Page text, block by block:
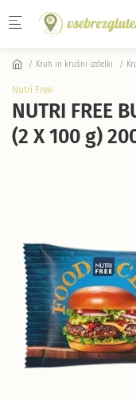
Skip to main content
Kruh in krušni izdelki
Nutri Free
NUTRI FREE
(2 X 100 g)